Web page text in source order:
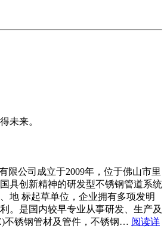
未来。
限公司成立于2009年，位于佛山市里
具创新精神的研发型不锈钢管道系统
地 标起草单位，企业拥有多项发明
。是国内较早专业从事研发、生产及
不锈钢管材及管件，不锈钢… 阅读详